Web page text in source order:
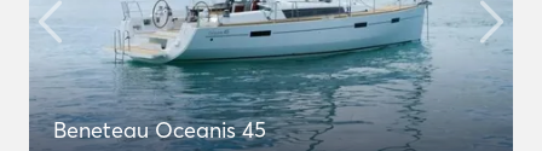
Beneteau Oceanis 45